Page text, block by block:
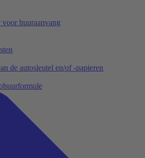
huuraanvang
de autosleutel en/of -papieren